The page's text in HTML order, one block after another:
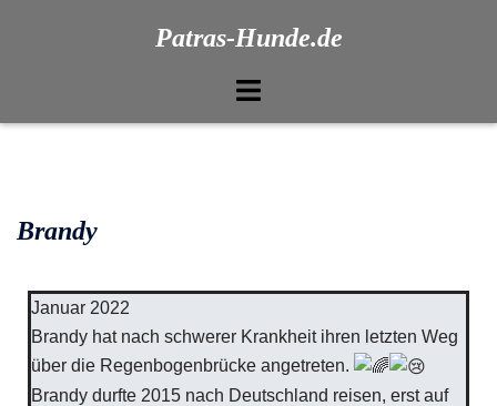
Patras-Hunde.de
Brandy
Januar 2022
Brandy hat nach schwerer Krankheit ihren letzten Weg
über die Regenbogenbrücke angetreten.
Brandy durfte 2015 nach Deutschland reisen, erst auf